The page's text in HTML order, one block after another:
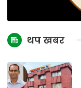
थप खबर